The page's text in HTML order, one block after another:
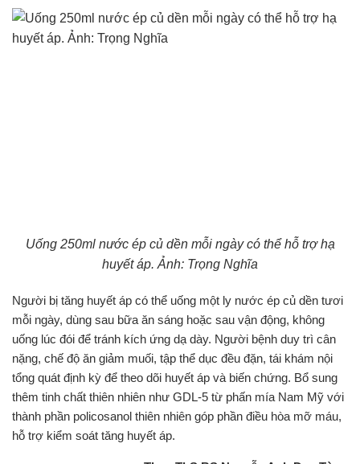
Uống 250ml nước ép củ dền mỗi ngày có thể hỗ trợ hạ
huyết áp. Ảnh: Trọng Nghĩa
Người bị tăng huyết áp có thể uống một ly nước ép củ dền tươi
mỗi ngày, dùng sau bữa ăn sáng hoặc sau vận động, không
uống lúc đói để tránh kích ứng dạ dày. Người bệnh duy trì cân
nặng, chế độ ăn giảm muối, tập thể dục đều đặn, tái khám nội
tổng quát định kỳ để theo dõi huyết áp và biến chứng. Bổ sung
thêm tinh chất thiên nhiên như GDL-5 từ phấn mía Nam Mỹ với
thành phần policosanol thiên nhiên góp phần điều hòa mỡ máu,
hỗ trợ kiểm soát tăng huyết áp.